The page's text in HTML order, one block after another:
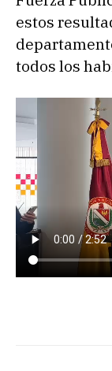
estos
todos los